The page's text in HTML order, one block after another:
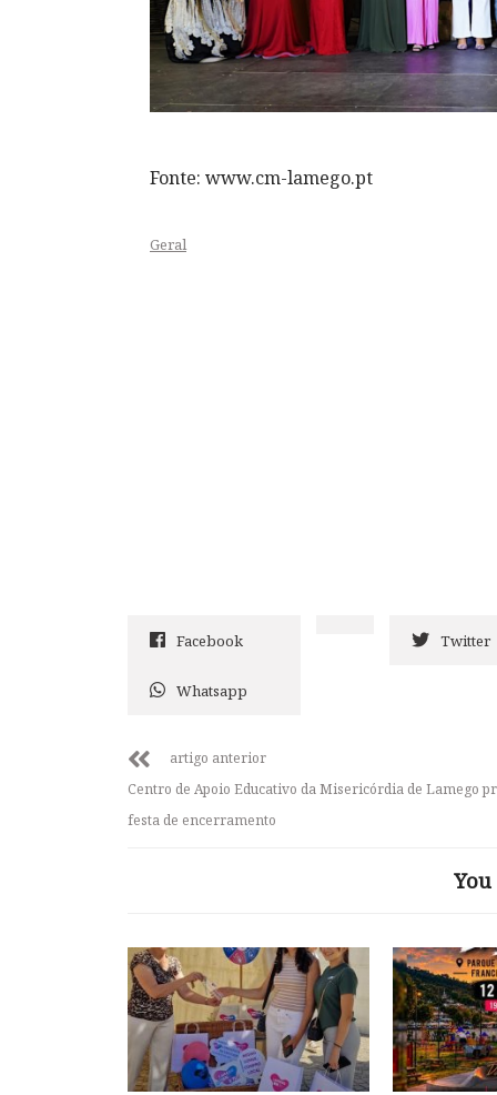
Fonte: www.cm-lamego.pt
Geral
Facebook Twitter
Whatsapp
artigo anterior
Centro de Apoio Educativo da Misericórdia de Lamego
festa de encerramento